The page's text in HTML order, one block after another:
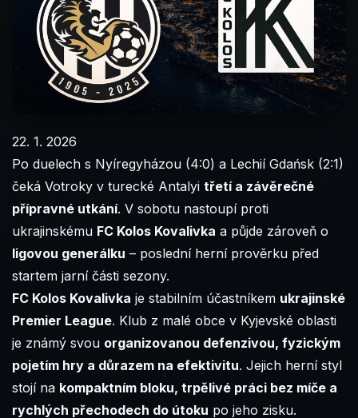
22. 1. 2026
Po duelech s Nyíregyházou (4:0) a Lechií Gdańsk (2:1)
čeká Votroky v turecké Antalyi třetí a závěrečné
přípravné utkání. V sobotu nastoupí proti
ukrajinskému FC Kolos Kovalivka a půjde zároveň o
ligovou generálku – poslední herní prověrku před
startem jarní části sezony.
FC Kolos Kovalivka je stabilním účastníkem ukrajinské
Premier League. Klub z malé obce v Kyjevské oblasti
je známý svou organizovanou defenzivou, fyzickým
pojetím hry a důrazem na efektivitu. Jejich herní styl
stojí na kompaktním bloku, trpělivé práci bez míče a
rychlých přechodech do útoku po jeho zisku.